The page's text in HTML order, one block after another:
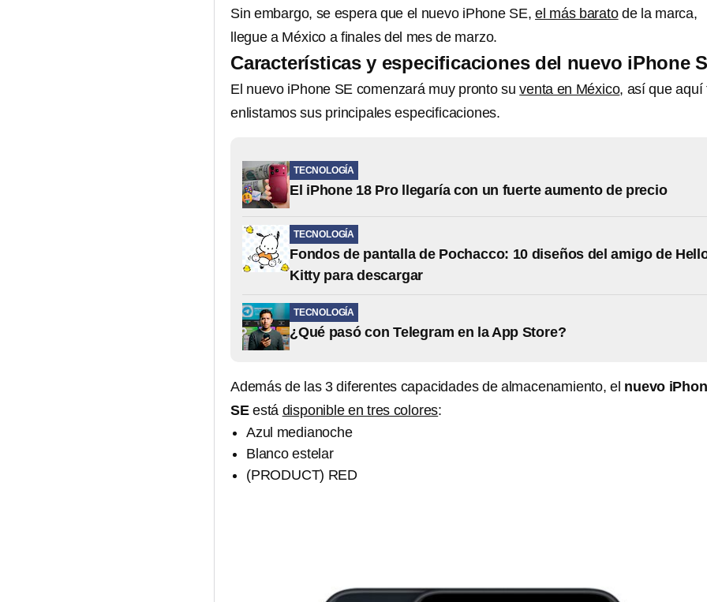
Sin embargo, se espera que el nuevo iPhone SE, el más baratode la marca,
llegue a México a finales del mes de marzo.
Características y especificaciones del nuevo iPhone
El nuevo iPhone SE comenzará muy pronto suventa en México, así que aquí
enlistamos sus principales especificaciones.
TECNOLOGÍA
El iPhone 18 Pro llegaría con un fuerte aumento de precio
TECNOLOGÍA
Fondos de pantalla de Pochacco: 10 diseños del amigo de
Kitty para descargar
TECNOLOGÍA
¿Qué pasó con Telegram en la App Store?
Además de las 3 diferentes capacidades de almacenamiento, el nuevo
SEestá disponible en tres colores:
Azul medianoche
Blanco estelar
(PRODUCT) RED